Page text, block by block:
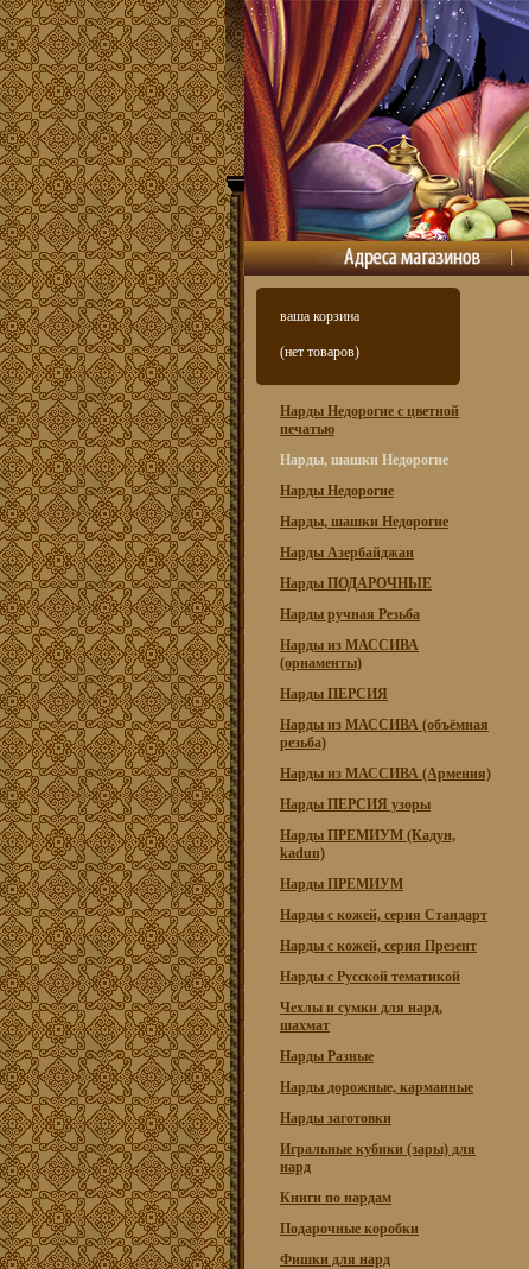
ваша корзина
(нет товаров)
Нарды Недорогие с цветной
печатью
Нарды, шашки Недорогие
Нарды Недорогие
Нарды, шашки Недорогие
Нарды Азербайджан
Нарды ПОДАРОЧНЫЕ
Нарды ручная Резьба
Нарды из МАССИВА
(орнаменты)
Нарды ПЕРСИЯ
Нарды из МАССИВА (объёмная
резьба)
Нарды из МАССИВА (Армения)
Нарды ПЕРСИЯ узоры
Нарды ПРЕМИУМ (Кадун,
kadun)
Нарды ПРЕМИУМ
Нарды с кожей, серия Стандарт
Нарды с кожей, серия Презент
Нарды с Русской тематикой
Чехлы и сумки для нард,
шахмат
Нарды Разные
Нарды дорожные, карманные
Нарды заготовки
Игральные кубики (зары) для
нард
Книги по нардам
Подарочные коробки
Фишки для нард